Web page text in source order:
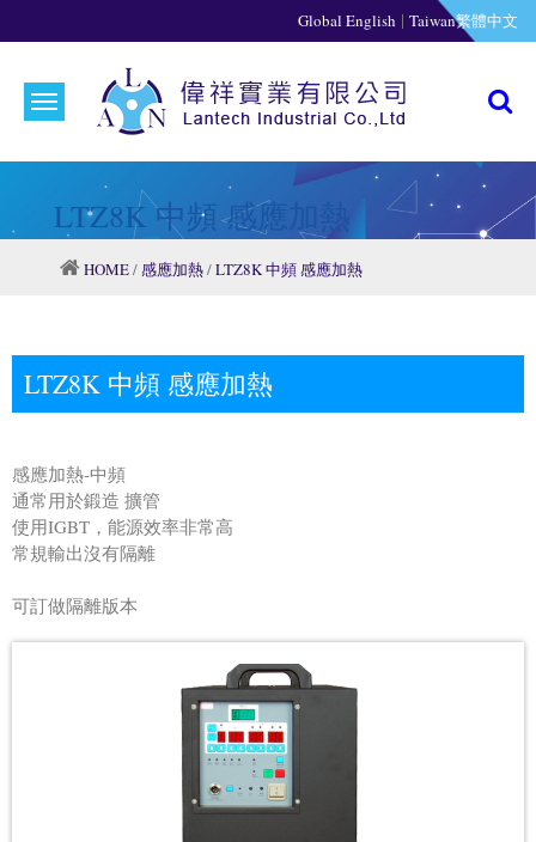
Global English | Taiwan繁體中文
LTZ8K 中頻 感應加熱
HOME/感應加熱/LTZ8K 中頻 感應加熱
LTZ8K 中頻 感應加熱
感應加熱-中頻
通常用於鍛造 擴管
使用IGBT，能源效率非常高
常規輸出沒有隔離
可訂做隔離版本